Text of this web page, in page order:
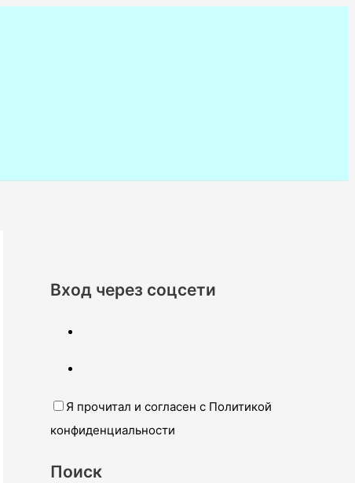
Вход через соцсети
Я прочитал и согласен с Политикой
конфиденциальности
Поиск